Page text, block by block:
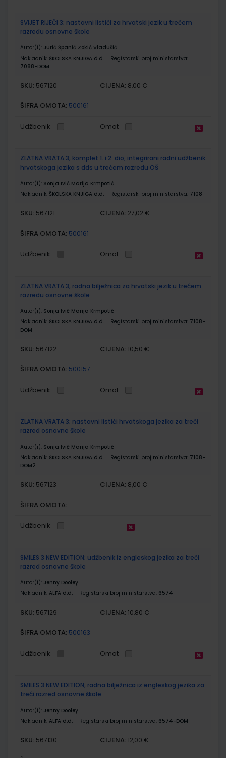
SVIJET RIJEČI 3; nastavni listići za hrvatski jezik u trećem
razredu osnovne škole
Autor(i): Jurić Španić Zokić Vladušić
Nakladnik: ŠKOLSKA KNJIGA d.d.
Registarski broj ministarstva:
7088-DOM
SKU: 567120 CIJENA: 8,00 €
ŠIFRA OMOTA: 500161
Udžbenik Omot
ZLATNA VRATA 3; komplet 1. i 2. dio, integrirani radni udžbenik
hrvatskoga jezika s dds u trećem razredu OŠ
Autor(i): Sonja Ivić Marija Krmpotić
Nakladnik: ŠKOLSKA KNJIGA d.d. Registarski broj ministarstva: 7108
SKU: 567121 CIJENA: 27,02 €
ŠIFRA OMOTA: 500161
Udžbenik Omot
ZLATNA VRATA 3; radna bilježnica za hrvatski jezik u trećem
razredu osnovne škole
Autor(i): Sonja Ivić Marija Krmpotić
Nakladnik: ŠKOLSKA KNJIGA d.d. Registarski broj ministarstva: 7108-
DOM
SKU: 567122 CIJENA: 10,50 €
ŠIFRA OMOTA: 500157
Udžbenik Omot
ZLATNA VRATA 3; nastavni listići hrvatskoga jezika za treći
razred osnovne škole
Autor(i): Sonja Ivić Marija Krmpotić
Nakladnik: ŠKOLSKA KNJIGA d.d. Registarski broj ministarstva: 7108-
DOM2
SKU: 567123 CIJENA: 8,00 €
ŠIFRA OMOTA:
Udžbenik
SMILES 3 NEW EDITION; udžbenik iz engleskog jezika za treći
razred osnovne škole
Autor(i): Jenny Dooley
Nakladnik: ALFA d.d. Registarski broj ministarstva: 6574
SKU: 567129 CIJENA: 10,80 €
ŠIFRA OMOTA: 500163
Udžbenik Omot
SMILES 3 NEW EDITION; radna bilježnica iz engleskog jezika za
treći razred osnovne škole
Autor(i): Jenny Dooley
Nakladnik: ALFA d.d. Registarski broj ministarstva: 6574-DOM
SKU: 567130 CIJENA: 12,00 €